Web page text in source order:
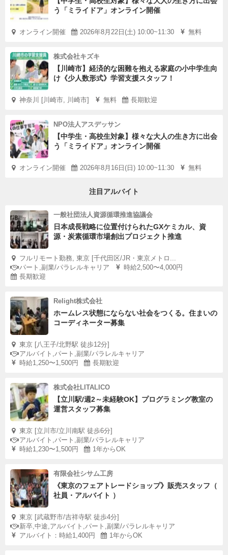
う「ミライドア」オンライン開催
オンライン開催 2026年8月22日(土) 10:00~11:30 無料
株式会社キズキ
【川崎市】経済的な困難を抱える家庭の小中学生向
け《少人数形式》学習支援スタッフ！
神奈川 [川崎市, 川崎市] 無料 長期歓迎
NPO法人アスデッサン
【中学生・高校生対象】様々な大人の生き方に出会
う「ミライドア」オンライン開催
オンライン開催 2026年8月16日(日) 10:00~11:30 無料
注目アルバイト
一般社団法人資源循環推進協議会
日本成長戦略に位置付けられたGXケミカル、資
源・炭素循環市場創出プロジェクト推進
フルリモート勤務, 東京 [千代田区/JR・東京メトロ...
パート,副業/パラレルキャリア
時給2,500〜4,000円
長期歓迎
Relight株式会社
ホームレス状態にならない社会をつくる。住まいの
コーディネーター募集
東京 [八王子/北野駅 徒歩12分]
アルバイト,パート,副業/パラレルキャリア
時給1,250〜1,500円
長期歓迎
株式会社LITALICO
【立川駅/週2～未経験OK】プログラミング教室の
運営スタッフ募集
東京 [立川市/立川南駅 徒歩6分]
アルバイト,パート,副業/パラレルキャリア
時給1,230〜1,500円
1年からOK
有限会社シサム工房
《東京のフェアトレードショップ》販売スタッフ（
社員・アルバイト ）
東京 [武蔵野市/吉祥寺駅 徒歩4分]
新卒,中途,アルバイト,パート,副業/パラレルキャリア
アルバイト：時給1,400円
1年からOK